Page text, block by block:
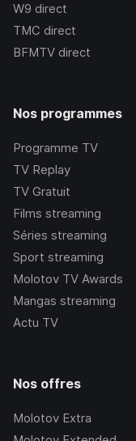
W9 direct
TMC direct
BFMTV direct
Nos programmes
Programme TV
TV Replay
TV Gratuit
Films streaming
Séries streaming
Sport streaming
Molotov TV Awards
Mangas streaming
Actu TV
Nos offres
Molotov Extra